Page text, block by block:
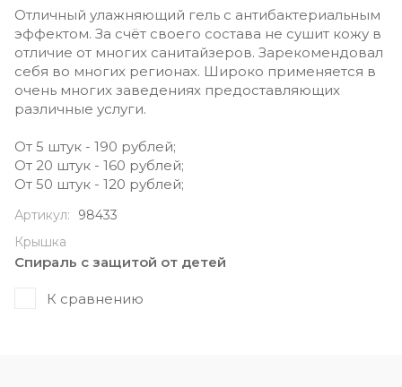
Отличный улажняющий гель с антибактериальным
эффектом. За счёт своего состава не сушит кожу в
отличие от многих санитайзеров. Зарекомендовал
себя во многих регионах. Широко применяется в
очень многих заведениях предоставляющих
различные услуги.
От 5 штук - 190 рублей;
От 20 штук - 160 рублей;
От 50 штук - 120 рублей;
Артикул:
98433
Крышка
Спираль с защитой от детей
К сравнению